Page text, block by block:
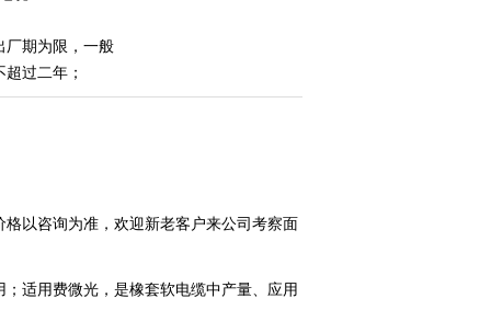
厂期为限，一般
过二年；
格以咨询为准，欢迎新老客户来公司考察面
适用费微光，是橡套软电缆中产量、应用